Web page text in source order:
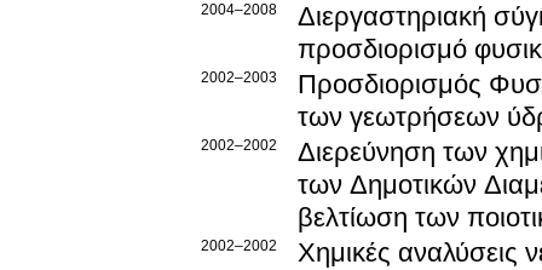
2004–2008
Διεργαστηριακή
προσδιορισμό
2002–2003
Προσδιορισμός
των γεωτρήσεων
2002–2002
Διερεύνηση των
των Δημοτικών
βελτίωση των
2002–2002 Χημικές αναλύσεις